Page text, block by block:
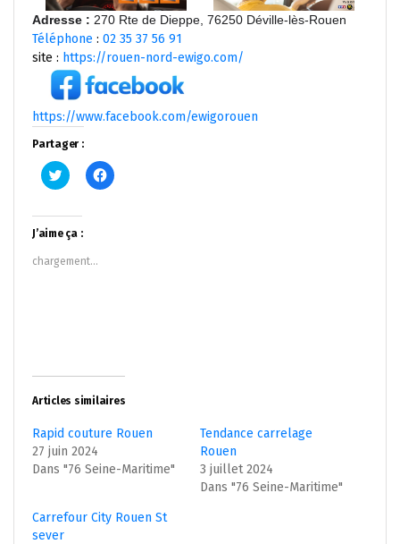
Adresse : 270 Rte de Dieppe, 76250 Déville-lès-Rouen
Téléphone : 02 35 37 56 91
site : https://rouen-nord-ewigo.com/
https://www.facebook.com/ewigorouen
Partager :
Cliquez
pour
Twitter(ouvre
dans
une
nouvelle
fenêtre)
Cliquez
pour
J’aime ça :
chargement…
Articles similaires
Rapid couture Rouen
27 juin 2024
Dans "76 Seine-Maritime"
Tendance carrelage
Rouen
3 juillet 2024
Dans "76 Seine-Maritime"
Carrefour City Rouen St
sever